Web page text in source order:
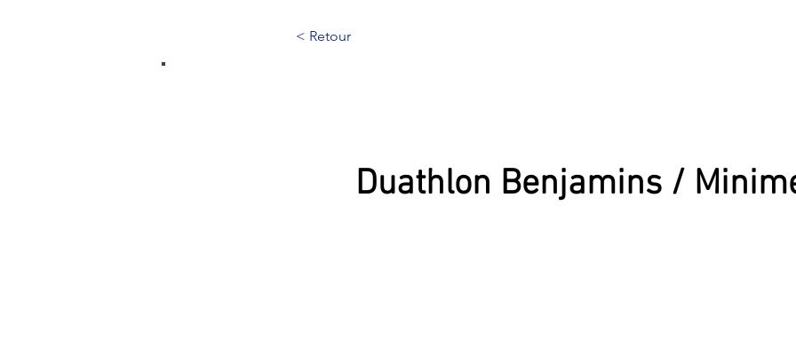
< Retour
Duathlon Benjamins /